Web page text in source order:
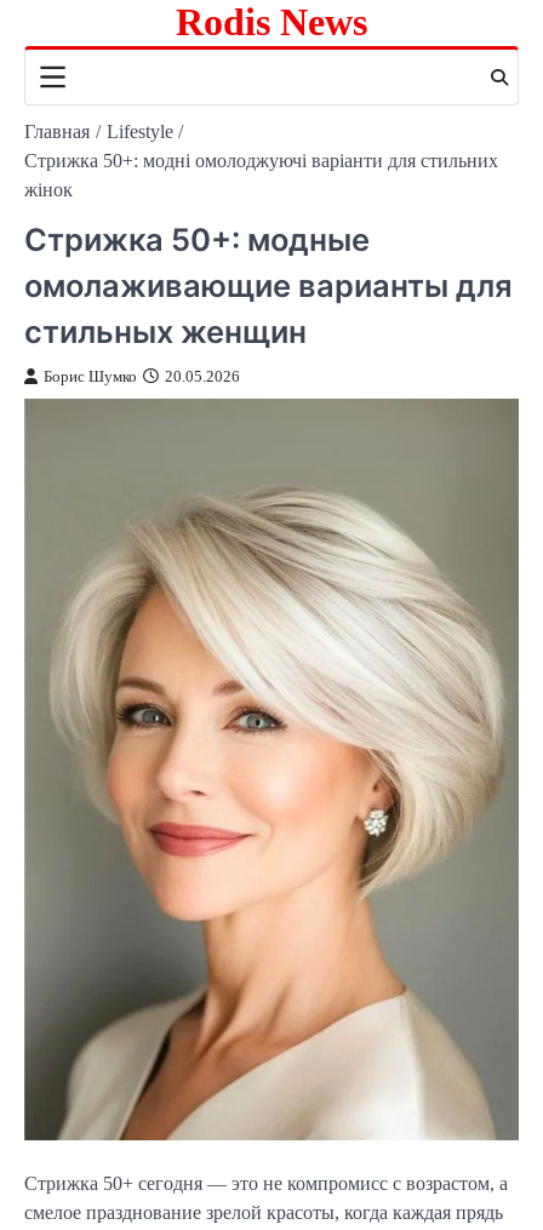
содержимому
Rodis News
Главная
Lifestyle
Стрижка 50+: модні омолоджуючі варіанти для стильних
жінок
Стрижка 50+: модные
омолаживающие варианты для
стильных женщин
Борис Шумко 20.05.2026
Стрижка 50+ сегодня — это не компромисс с возрастом, а
смелое празднование зрелой красоты, когда каждая прядь